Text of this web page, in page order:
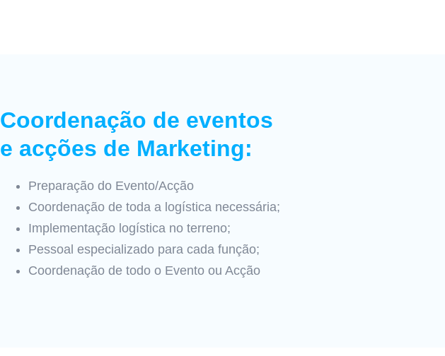
Coordenação de eventos
e acções de Marketing:
Preparação do Evento/Acção
Coordenação de toda a logística necessária;
Implementação logística no terreno;
Pessoal especializado para cada função;
Coordenação de todo o Evento ou Acção